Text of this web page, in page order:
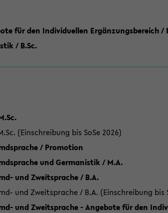
für den Individuellen Ergänzungsbereich /
/ B.Sc.
(Einschreibung bis SoSe 2026)
/ Promotion
und Germanistik / M.A.
und Zweitsprache / B.A.
und Zweitsprache / B.A. (Einschreibung bis
und Zweitsprache - Angebote für den